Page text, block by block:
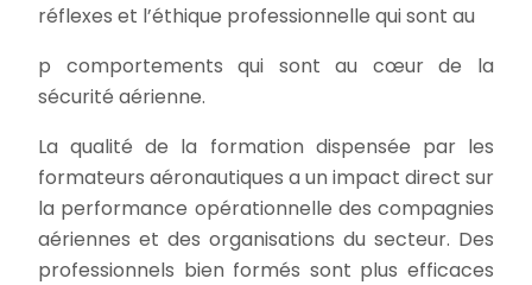
réflexes et l’éthique professionnelle qui sont au
p comportements qui sont au cœur de la
sécurité aérienne.
La qualité de la formation dispensée par les
formateurs aéronautiques a un impact direct sur
la performance opérationnelle des compagnies
aériennes et des organisations du secteur. Des
professionnels bien formés sont plus efficaces